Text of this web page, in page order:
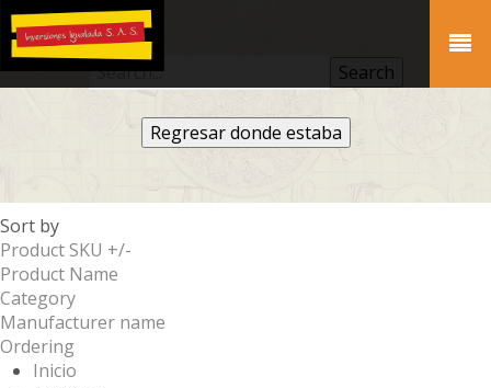
Regresar donde estaba
Sort by
Product SKU +/-
Product Name
Category
Manufacturer name
Ordering
Inicio